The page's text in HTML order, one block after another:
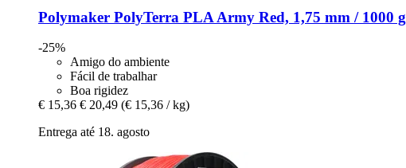
Polymaker PolyTerra PLA Army Red, 1,75 mm / 1000 g
-25%
Amigo do ambiente
Fácil de trabalhar
Boa rigidez
€ 15,36 € 20,49 (€ 15,36 / kg)
Entrega até 18. agosto